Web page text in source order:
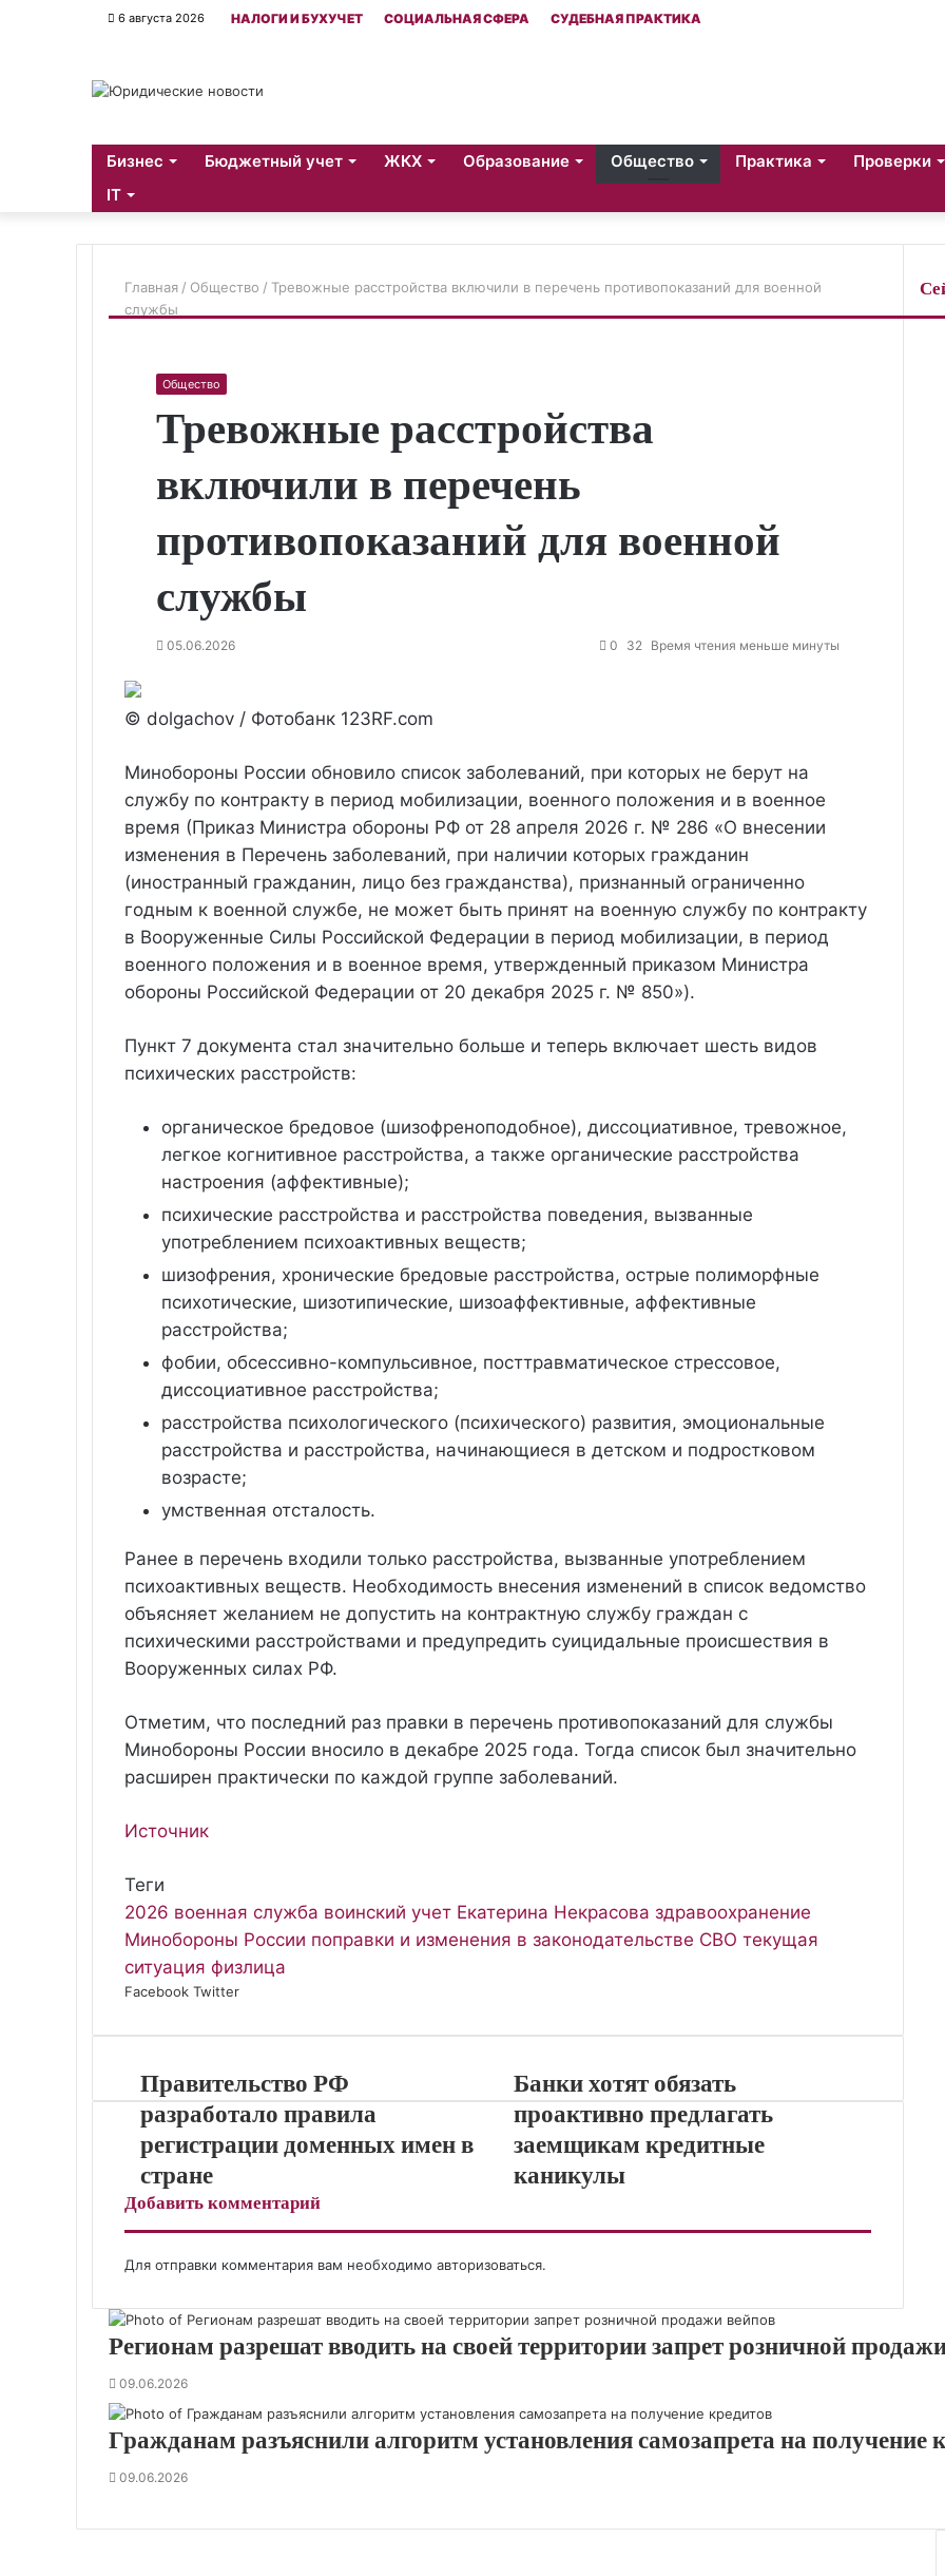
6 августа 2026 НАЛОГИ И БУХУЧЕТ СОЦИАЛЬНАЯ СФЕРА СУДЕБНАЯ ПРАКТИКА
Бизнес Бюджетный учет ЖКХ Образование Общество Практика Проверки
IT
Главная / Общество / Тревожные расстройства включили в перечень противопоказаний для военной
службы
Общество
Тревожные расстройства
включили в перечень
противопоказаний для военной
службы
05.06.2026 0 32 Время чтения меньше минуты
© dolgachov / Фотобанк 123RF.com
Минобороны России обновило список заболеваний, при которых не берут на
службу по контракту в период мобилизации, военного положения и в военное
время (Приказ Министра обороны РФ от 28 апреля 2026 г. № 286 «О внесении
изменения в Перечень заболеваний, при наличии которых гражданин
(иностранный гражданин, лицо без гражданства), признанный ограниченно
годным к военной службе, не может быть принят на военную службу по контракту
в Вооруженные Силы Российской Федерации в период мобилизации, в период
военного положения и в военное время, утвержденный приказом Министра
обороны Российской Федерации от 20 декабря 2025 г. № 850»).
Пункт 7 документа стал значительно больше и теперь включает шесть видов
психических расстройств:
органическое бредовое (шизофреноподобное), диссоциативное, тревожное,
легкое когнитивное расстройства, а также органические расстройства
настроения (аффективные);
психические расстройства и расстройства поведения, вызванные
употреблением психоактивных веществ;
шизофрения, хронические бредовые расстройства, острые полиморфные
психотические, шизотипические, шизоаффективные, аффективные
расстройства;
фобии, обсессивно-компульсивное, посттравматическое стрессовое,
диссоциативное расстройства;
расстройства психологического (психического) развития, эмоциональные
расстройства и расстройства, начинающиеся в детском и подростковом
возрасте;
умственная отсталость.
Ранее в перечень входили только расстройства, вызванные употреблением
психоактивных веществ. Необходимость внесения изменений в список ведомство
объясняет желанием не допустить на контрактную службу граждан с
психическими расстройствами и предупредить суицидальные происшествия в
Вооруженных силах РФ.
Отметим, что последний раз правки в перечень противопоказаний для службы
Минобороны России вносило в декабре 2025 года. Тогда список был значительно
расширен практически по каждой группе заболеваний.
Источник
Теги
2026 военная служба воинский учет Екатерина Некрасова здравоохранение
Минобороны России поправки и изменения в законодательстве СВО текущая
ситуация физлица
Facebook Twitter
n
e
d
I
n
n
e
r
e
s
о
т
а
к
т
н
к
л
а
с
и
к
y
e
a
s
A
p
p
l
g
r
a
m
b
r
Правительство РФ
разработало правила
регистрации доменных имен в
стране
Банки хотят обязать
проактивно предлагать
заемщикам кредитные
каникулы
Добавить комментарий
Для отправки комментария вам необходимо авторизоваться.
Регионам разрешат вводить на своей территории запрет розничной
09.06.2026
Гражданам разъяснили алгоритм установления самозапрета на получение
09.06.2026